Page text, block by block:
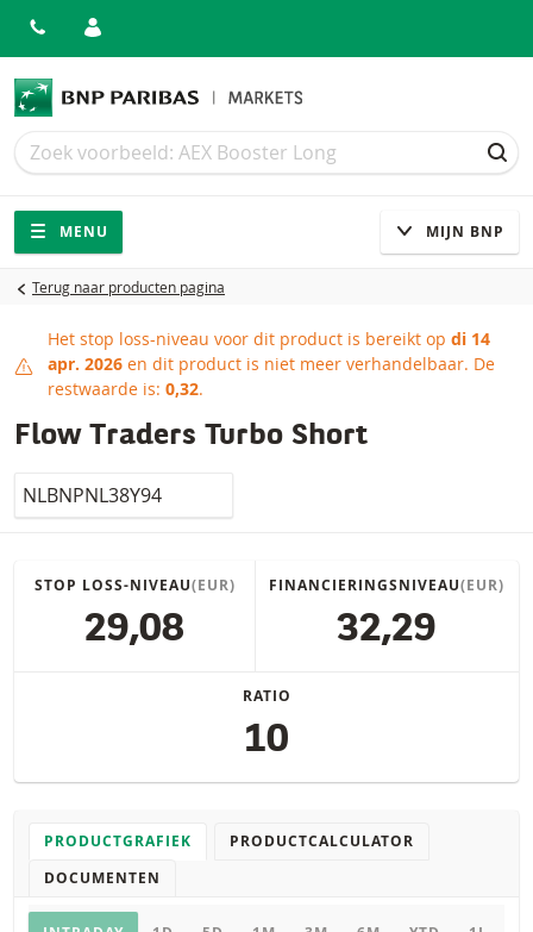
Zoek
Zoek
Navigatie
Site navigatie
MENU MIJN BNP
Terug naar producten pagina
Stop loss-niveau bereikt
Het stop loss-niveau voor dit product is bereikt op di 14
apr. 2026 en dit product is niet meer verhandelbaar. De
restwaarde is: 0,32.
Flow Traders Turbo Short
Isin
STOP LOSS-NIVEAU(EUR)
29,08
FINANCIERINGSNIVEAU(EUR)
32,29
RATIO
10
PRODUCTGRAFIEK
PRODUCTCALCULATOR
DOCUMENTEN
Productgrafiek